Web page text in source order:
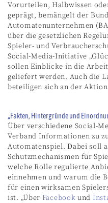
Vorurteilen, Halbwissen
geprägt, bemängelt der
Automatenunternehmen
über die gesetzlichen
Spieler- und
Social-Media-Initiative
sollen Einblicke in die
geliefert werden. Auch die
beteiligen sich an der
„Fakten, Hintergründe und
Über verschiedene Social-
Verband Informationen zu
Automatenspiel. Dabei soll
Schutzmechanismen für
welche Rolle regulierte
einnehmen und warum die
für einen wirksamen
ist. „Über Facebook und